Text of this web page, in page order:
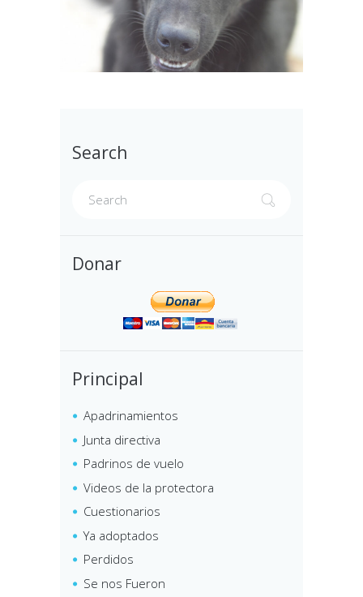
Search
Donar
Principal
Apadrinamientos
Junta directiva
Padrinos de vuelo
Videos de la protectora
Cuestionarios
Ya adoptados
Perdidos
Se nos Fueron